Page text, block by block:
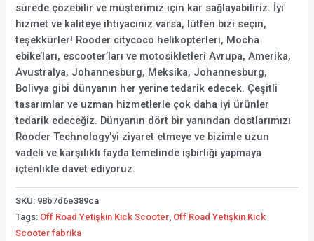
sürede çözebilir ve müşterimiz için kar sağlayabiliriz. İyi
hizmet ve kaliteye ihtiyacınız varsa, lütfen bizi seçin,
teşekkürler! Rooder citycoco helikopterleri, Mocha
ebike’ları, escooter’ları ve motosikletleri Avrupa, Amerika,
Avustralya, Johannesburg, Meksika, Johannesburg,
Bolivya gibi dünyanın her yerine tedarik edecek. Çeşitli
tasarımlar ve uzman hizmetlerle çok daha iyi ürünler
tedarik edeceğiz. Dünyanın dört bir yanından dostlarımızı
Rooder Technology’yi ziyaret etmeye ve bizimle uzun
vadeli ve karşılıklı fayda temelinde işbirliği yapmaya
içtenlikle davet ediyoruz.
SKU: 98b7d6e389ca
Tags: Off Road Yetişkin Kick Scooter Off Road Yetişkin Kick
Scooter fabrika